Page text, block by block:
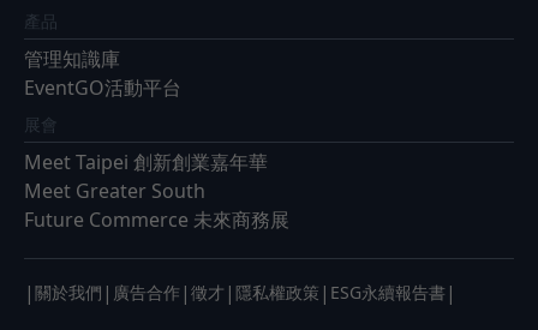
產品
管理知識庫
EventGO活動平台
展會
Meet Taipei 創新創業嘉年華
Meet Greater South
Future Commerce 未來商務展
| 關於我們 | 廣告合作 | 徵才 | 隱私權政策 | ESG永續報告書 |